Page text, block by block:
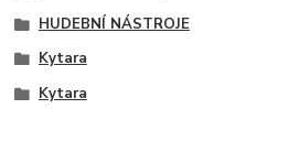
HUDEBNÍ NÁSTROJE
Kytara
Kytara